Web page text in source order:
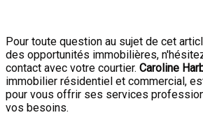
Pour toute question au sujet de cet
des opportunités immobilières,
contact avec votre courtier. Caroline
immobilier résidentiel et commercial,
pour vous offrir ses services
vos besoins.